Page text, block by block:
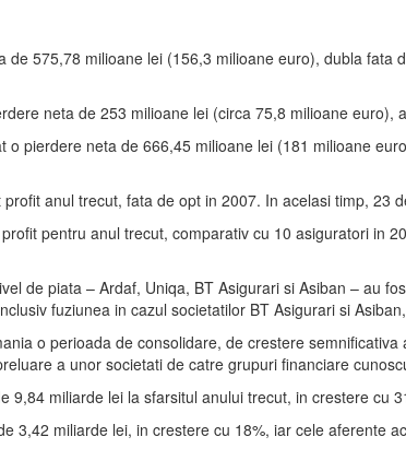
575,78 milioane lei (156,3 milioane euro), dubla
neta de 253 milioane lei (circa 75,8 milioane
pierdere neta de 666,45 milioane lei (181 milioane
anul trecut, fata de opt in 2007. In acelasi timp, 23
pentru anul trecut, comparativ cu 10 asiguratori in
de piata – Ardaf, Uniqa, BT Asigurari si Asiban – au
fuziunea in cazul societatilor BT Asigurari si
o perioada de consolidare, de crestere
a unor societati de catre grupuri financiare
miliarde lei la sfarsitul anului trecut, in crestere cu
3,42 miliarde lei, in crestere cu 18%, iar cele aferente